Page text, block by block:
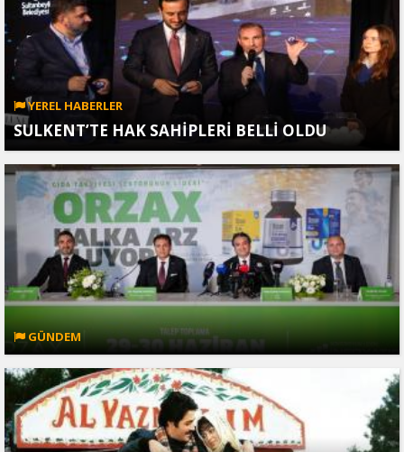
YEREL HABERLER
SULKENT’TE HAK SAHİPLERİ BELLİ OLDU
GÜNDEM